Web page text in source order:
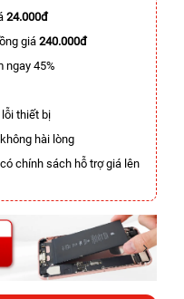
24.000đ
giá240.000đ
ngay 45%
thiết bị
hài lòng
chính sách hỗ trợ giá lên